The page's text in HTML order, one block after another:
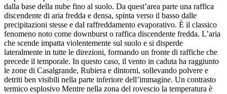
dalla base della nube fino al suolo. Da quest’area parte una raffica
discendente di aria fredda e densa, spinta verso il basso dalle
precipitazioni stesse e dal raffreddamento evaporativo. È il classico
fenomeno noto come downburst o raffica discendente fredda. L’aria
che scende impatta violentemente sul suolo e si disperde
lateralmente in tutte le direzioni, formando un fronte di raffiche che
precede il temporale. In questo caso, il vento in caduta ha raggiunto
le zone di Casalgrande, Rubiera e dintorni, sollevando polvere e
detriti ben visibili nella parte inferiore dell’immagine. Un contrasto
termico esplosivo Mentre nella zona del rovescio la temperatura è